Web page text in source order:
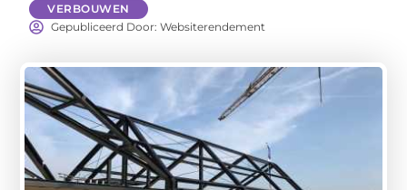
VERBOUWEN
Gepubliceerd Door: Websiterendement